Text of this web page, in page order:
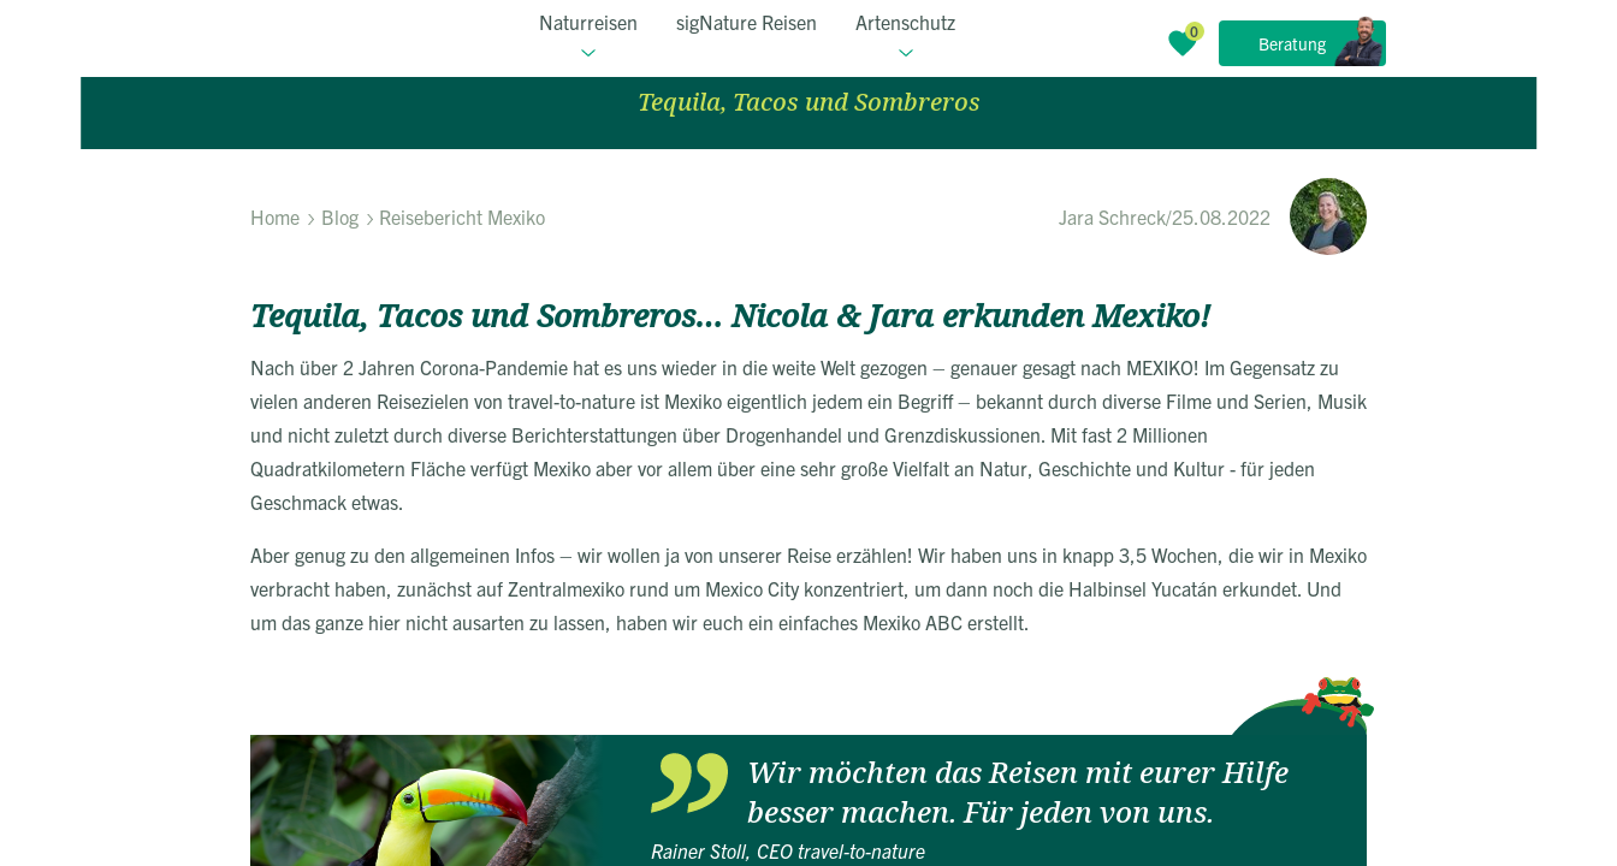
Beratung
Naturreisen sigNature Reisen Artenschutz
Reisebericht Mexiko
Tequila, Tacos und Sombreros
Home Blog Reisebericht Mexiko Jara Schreck/25.08.2022
Tequila, Tacos und Sombreros… Nicola & Jara erkunden Mexiko!
Nach über 2 Jahren Corona-Pandemie hat es uns wieder in die weite Welt gezogen – genauer gesagt nach MEXIKO! Im Gegensatz zu
vielen anderen Reisezielen von travel-to-nature ist Mexiko eigentlich jedem ein Begriff – bekannt durch diverse Filme und Serien, Musik
und nicht zuletzt durch diverse Berichterstattungen über Drogenhandel und Grenzdiskussionen. Mit fast 2 Millionen
Quadratkilometern Fläche verfügt Mexiko aber vor allem über eine sehr große Vielfalt an Natur, Geschichte und Kultur - für jeden
Geschmack etwas.
Aber genug zu den allgemeinen Infos – wir wollen ja von unserer Reise erzählen! Wir haben uns in knapp 3,5 Wochen, die wir in Mexiko
verbracht haben, zunächst auf Zentralmexiko rund um Mexico City konzentriert, um dann noch die Halbinsel Yucatán erkundet. Und
um das ganze hier nicht ausarten zu lassen, haben wir euch ein einfaches Mexiko ABC erstellt.
Wir möchten das Reisen mit eurer Hilfe
besser machen. Für jeden von uns.
Rainer Stoll, CEO travel-to-nature